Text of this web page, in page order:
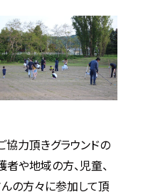
協力頂きグラウンドの
や地域の方、児童、
の方々に参加して頂